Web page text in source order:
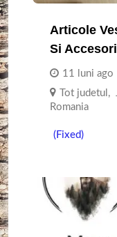
Articole
Si
11 luni ago
Tot judetul ,
Romania
(Fixed)